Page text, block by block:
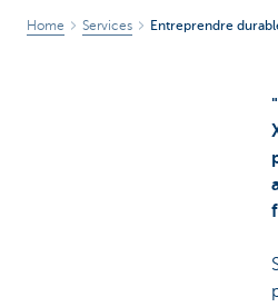
Home Services Entreprendre